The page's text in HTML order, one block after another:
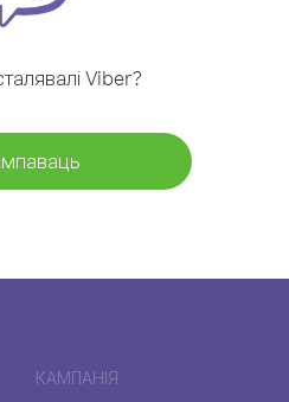
Viber?
КАМПАНІЯ